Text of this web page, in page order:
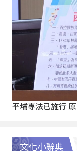
平埔專法已施行
文化小辭典